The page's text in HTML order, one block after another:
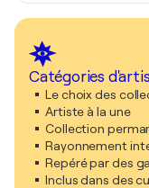
Catégories
Le choix des
Artiste à la une
Collection
Rayonnement
Repéré par des
Inclus dans des